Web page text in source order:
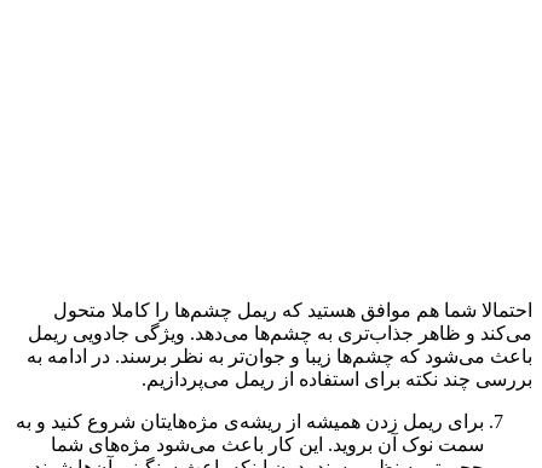
احتمالا شما هم موافق هستید که ریمل چشم‌ها را کاملا متحول
می‌کند و ظاهر جذاب‌تری به چشم‌ها می‌دهد. ویژگی جادویی ریمل
باعث می‌شود که چشم‌ها زیبا و جوان‌تر به نظر برسند. در ادامه به
بررسی چند نکته برای استفاده از ریمل می‌پردازیم.
برای ریمل زدن همیشه از ریشه‌ی مژه‌هایتان شروع کنید و به
سمت نوک آن بروید. این کار باعث می‌شود مژه‌های شما